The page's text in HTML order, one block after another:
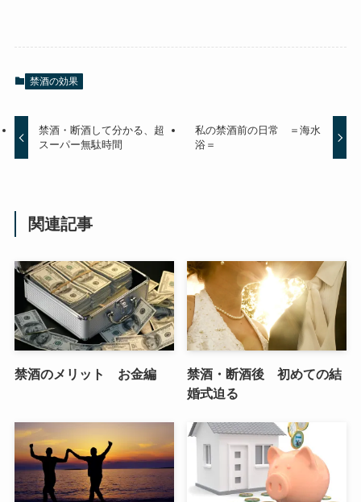
禁酒の効果
禁酒・断酒して分かる、超
スーパー無駄時間
私の禁酒前の日常 ＝海水
浴＝
関連記事
禁酒のメリット お金編
禁酒・断酒後 初めての結
婚式迫る